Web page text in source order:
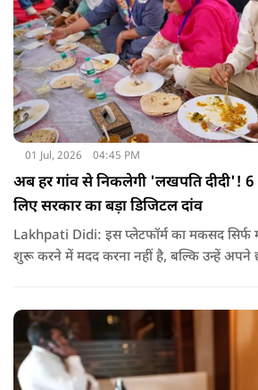
01 Jul, 2026 04:45 PM
अब हर गांव से निकलेगी 'लखपति दीदी'!
लिए सरकार का बड़ा डिजिटल दांव
Lakhpati Didi: इस प्लेटफॉर्म का मकसद सिर्फ
शुरू करने में मदद करना नहीं है, बल्कि उन्हें अपने